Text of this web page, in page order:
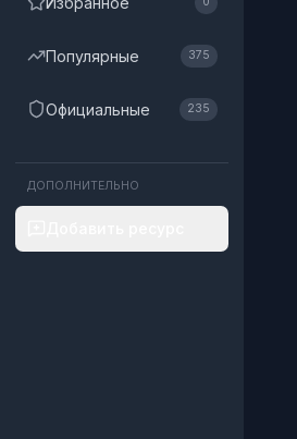
Популярные 375
Официальные 235
ДОПОЛНИТЕЛЬНО